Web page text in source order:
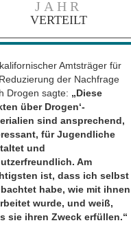
JAHR
VERTEILT
Amtsträger für
der Nachfrage
Drogen sagte: „Diese
über Drogen‘-
sind ansprechend,
für Jugendliche
und
Am
ist, dass ich selbst
habe, wie mit ihnen
wurde, und weiß,
sie ihren Zweck erfüllen.“